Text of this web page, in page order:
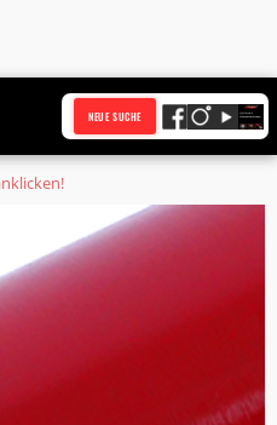
NEUE SUCHE
32 x 2,0 x 10 mm